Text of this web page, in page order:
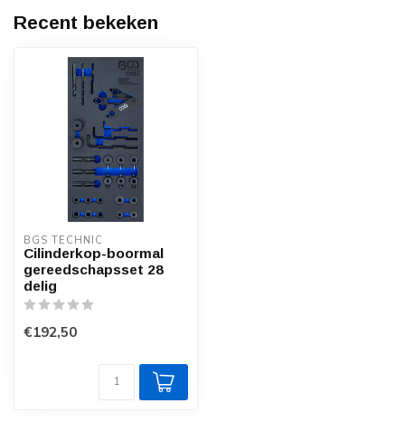
Recent bekeken
BGS TECHNIC
Cilinderkop-boormal
gereedschapsset 28
delig
€192,50